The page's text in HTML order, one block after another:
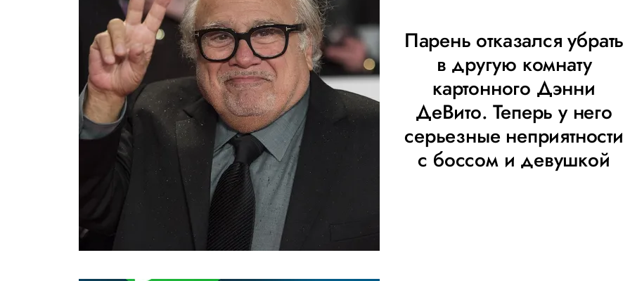
Парень отказался убрать
в другую комнату
картонного Дэнни
ДеВито. Теперь у него
серьезные неприятности
с боссом и девушкой